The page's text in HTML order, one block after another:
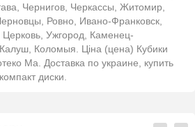
Чернигов, Черкассы, Житомир,
Ровно, Ивано-Франковск,
Ужгород, Каменец-
Коломыя. Ціна (цена) Кубики
Ма. Доставка по украине, купить
диски.